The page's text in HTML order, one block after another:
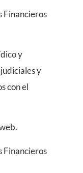
Financieros
y
y
con el
Financieros